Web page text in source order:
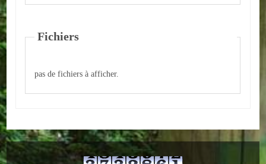
ASSOCIATIONS
Loisirs et animations
Fichiers
pas de fichiers à afficher.